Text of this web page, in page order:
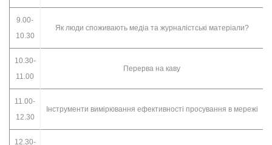
9.00-
10.30
Як люди споживають медіа та журналістські матеріали?
10.30-
11.00
Перерва на каву
11.00-
12.30
Інструменти вимірювання ефективності просування в мережі
12.30-